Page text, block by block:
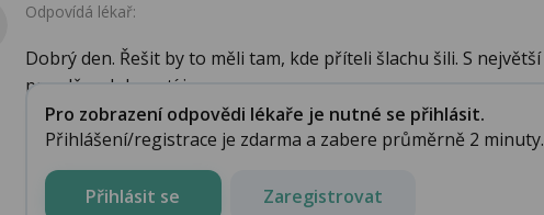
Odpovídá lékař:
Dobrý den. Řešit by to měli tam, kde příteli šlachu šili. S největší
pravděpodobností j...
Pro zobrazení odpovědi lékaře je nutné se přihlásit.
Přihlášení/registrace je zdarma a zabere průměrně 2 minuty.
Přihlásit se Zaregistrovat